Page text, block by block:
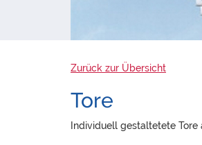
Zurück zur Übersicht
Tore
Individuell gestaltetete